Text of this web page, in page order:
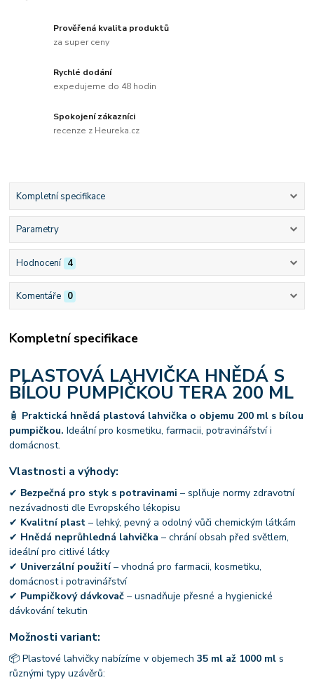
Prověřená kvalita produktů
za super ceny
Rychlé dodání
expedujeme do 48 hodin
Spokojení zákazníci
recenze z Heureka.cz
Kompletní specifikace
Parametry
Hodnocení 4
Komentáře 0
Kompletní specifikace
PLASTOVÁ LAHVIČKA HNĚDÁ S
BÍLOU PUMPIČKOU TERA 200 ML
🧴 Praktická hnědá plastová lahvička o objemu 200 ml s bílou
pumpičkou. Ideální pro kosmetiku, farmacii, potravinářství i
domácnost.
Vlastnosti a výhody:
✔ Bezpečná pro styk s potravinami – splňuje normy zdravotní
nezávadnosti dle Evropského lékopisu
✔ Kvalitní plast – lehký, pevný a odolný vůči chemickým látkám
✔ Hnědá neprůhledná lahvička – chrání obsah před světlem,
ideální pro citlivé látky
✔ Univerzální použití– vhodná pro farmacii, kosmetiku,
domácnost i potravinářství
✔ Pumpičkový dávkovač – usnadňuje přesné a hygienické
dávkování tekutin
Možnosti variant:
📦 Plastové lahvičky nabízíme v objemech35 ml až 1000 ml s
různými typy uzávěrů: